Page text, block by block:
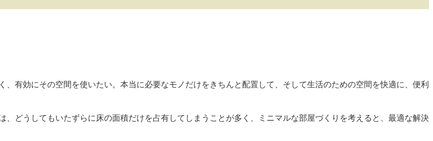
有効にその空間を使いたい。本当に必要なモノだけをきちんと配置して、そして生活のための空間を快適に、便利
どうしてもいたずらに床の面積だけを占有してしまうことが多く、ミニマルな部屋づくりを考えると、最適な解決